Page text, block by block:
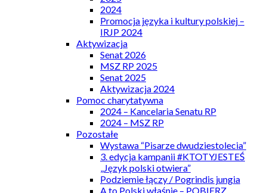
2024
Promocja języka i kultury polskiej –
IRJP 2024
Aktywizacja
Senat 2026
MSZ RP 2025
Senat 2025
Aktywizacja 2024
Pomoc charytatywna
2024 – Kancelaria Senatu RP
2024 – MSZ RP
Pozostałe
Wystawa “Pisarze dwudziestolecia”
3. edycja kampanii #KTOTYJESTEŚ
„Język polski otwiera”
Podziemie łączy / Pogrindis jungia
A to Polski właśnie – POBIERZ